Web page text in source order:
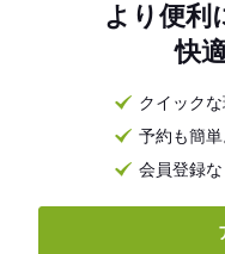
より便利
快
クイック
予約も簡
会員登録